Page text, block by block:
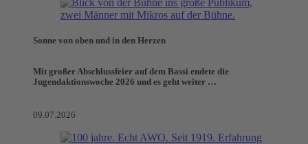
Sonne von oben und in den Herzen
Mit großer Abschlussfeier auf dem Bassi endete die
Jugendaktionswoche 2026 und es geht weiter …
09.07.2026